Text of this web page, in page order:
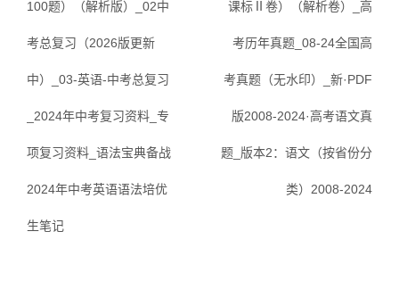
100题）（解析版）_02中
考总复习（2026版更新
中）_03-英语-中考总复习
_2024年中考复习资料_专
项复习资料_语法宝典备战
2024年中考英语语法培优
生笔记
课标Ⅱ卷）（解析卷）_高
考历年真题_08-24全国高
考真题（无水印）_新·PDF
版2008-2024·高考语文真
题_版本2：语文（按省份分
类）2008-2024